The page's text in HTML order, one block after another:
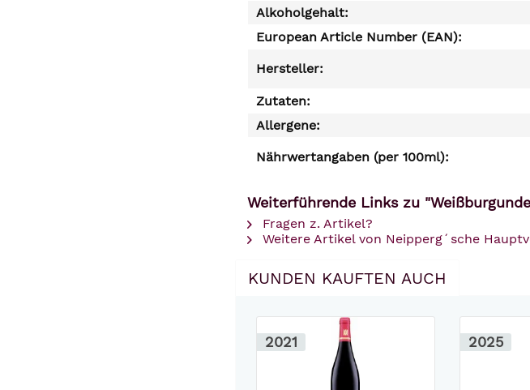
Alkoholgehalt:
European Article Number (EAN):
Hersteller:
Zutaten:
Allergene:
Nährwertangaben (per 100ml):
Weiterführende Links zu
Fragen z. Artikel?
Weitere Artikel von Neipperg´sche
KUNDEN KAUFTEN AUCH
2021 2025